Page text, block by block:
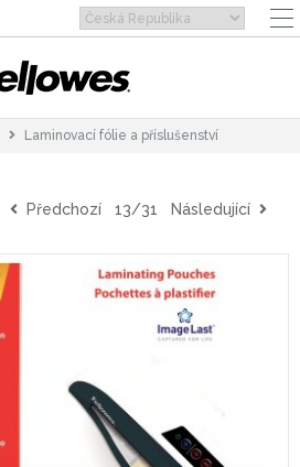
Laminovací fólie a příslušenství
Předchozí 13/31 Následující